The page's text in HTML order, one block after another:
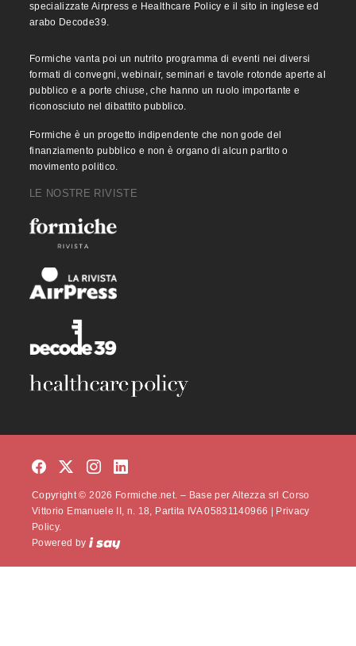
specializzate Airpress e Healthcare Policy e il sito in inglese ed
arabo Decode39.
Formiche vanta poi un nutrito programma di eventi nei diversi
formati di convegni, webinair, seminari e tavole rotonde aperte al
pubblico e a porte chiuse, che hanno un ruolo importante e
riconosciuto nel dibattito pubblico.
Formiche è un progetto indipendente che non gode del
finanziamento pubblico e non è organo di alcun partito o
movimento politico.
LE NOSTRE RIVISTE
Copyright © 2026 Formiche.net. – Base per Altezza srl Corso
Vittorio Emanuele II, n. 18, Partita IVA 05831140966 |
Privacy
Policy.
Powered by